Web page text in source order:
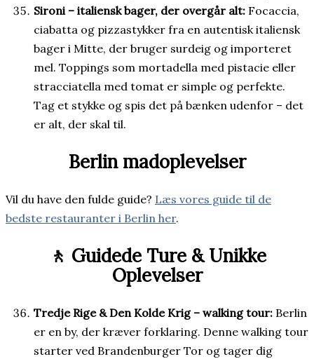
Sironi – italiensk bager, der overgår alt: Focaccia,
ciabatta og pizzastykker fra en autentisk italiensk
bager i Mitte, der bruger surdeig og importeret
mel. Toppings som mortadella med pistacie eller
stracciatella med tomat er simple og perfekte.
Tag et stykke og spis det på bænken udenfor – det
er alt, der skal til.
Berlin madoplevelser
Vil du have den fulde guide? Læs vores guide til de
bedste restauranter i Berlin her.
🚶 Guidede Ture & Unikke
Oplevelser
Tredje Rige & Den Kolde Krig – walking tour: Berlin
er en by, der kræver forklaring. Denne walking tour
starter ved Brandenburger Tor og tager dig